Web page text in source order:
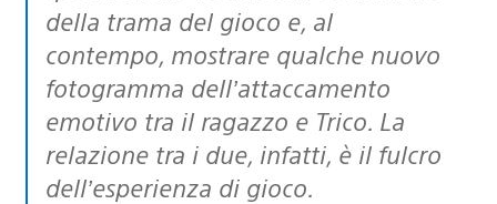
della trama del gioco e, al
contempo, mostrare qualche nuovo
fotogramma dell’attaccamento
emotivo tra il ragazzo e Trico. La
relazione tra i due, infatti, è il fulcro
dell’esperienza di gioco.